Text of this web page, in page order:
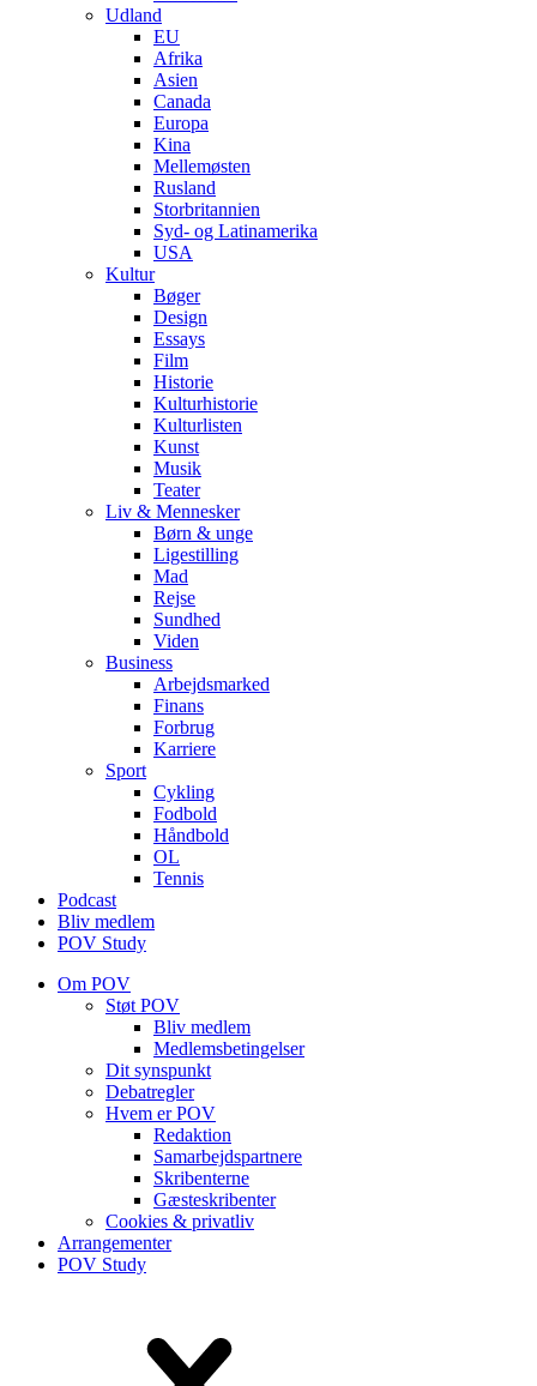
Udland
EU
Afrika
Asien
Canada
Europa
Kina
Mellemøsten
Rusland
Storbritannien
Syd- og Latinamerika
USA
Kultur
Bøger
Design
Essays
Film
Historie
Kulturhistorie
Kulturlisten
Kunst
Musik
Teater
Liv & Mennesker
Børn & unge
Ligestilling
Mad
Rejse
Sundhed
Viden
Business
Arbejdsmarked
Finans
Forbrug
Karriere
Sport
Cykling
Fodbold
Håndbold
OL
Tennis
Podcast
Bliv medlem
POV Study
Om POV
Støt POV
Bliv medlem
Medlems­betingelser
Dit synspunkt
Debatregler
Hvem er POV
Redaktion
Samarbejdspartnere
Skribenterne
Gæsteskribenter
Cookies & privatliv
Arrangementer
POV Study